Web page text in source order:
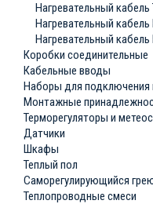
Нагревательный
Нагревательный кабель
Нагревательный кабель
Коробки соединительные
Кабельные вводы
Наборы для подключения
Монтажные
Терморегуляторы и
Датчики
Шкафы
Теплый пол
Саморегулирующийся
Теплопроводные смеси